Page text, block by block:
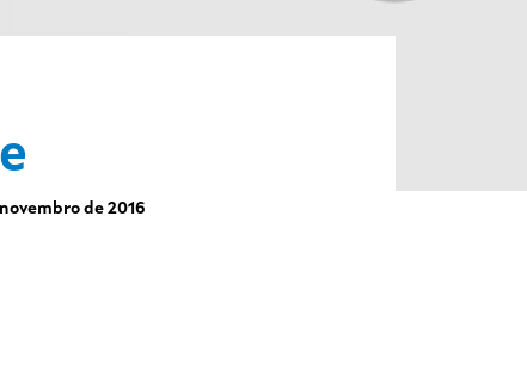
de 2016